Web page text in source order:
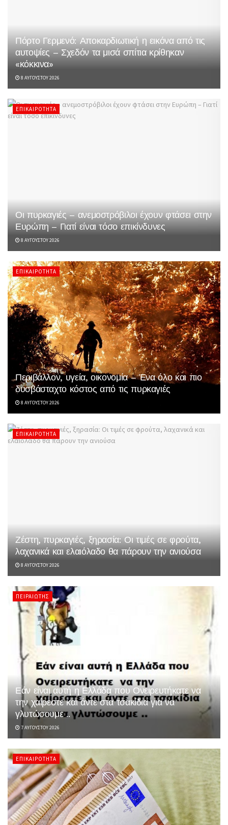
Πόρτο Γερμενό: Αποκαρδιωτική η εικόνα από τις
αυτοψίες – Σχεδόν τα μισά σπίτια κρίθηκαν
«κόκκινα»
8 ΑΥΓΟΎΣΤΟΥ 2026
ΕΠΙΚΑΙΡΌΤΗΤΑ
Οι πυρκαγιές – ανεμοστρόβιλοι έχουν φτάσει στην
Ευρώπη – Γιατί είναι τόσο επικίνδυνες
8 ΑΥΓΟΎΣΤΟΥ 2026
ΕΠΙΚΑΙΡΌΤΗΤΑ
Περιβάλλον, υγεία, οικονομία – Ένα όλο και πιο
δυσβάσταχτο κόστος από τις πυρκαγιές
8 ΑΥΓΟΎΣΤΟΥ 2026
ΕΠΙΚΑΙΡΌΤΗΤΑ
Ζέστη, πυρκαγιές, ξηρασία: Οι τιμές σε φρούτα,
λαχανικά και ελαιόλαδο θα πάρουν την ανιούσα
8 ΑΥΓΟΎΣΤΟΥ 2026
ΠΕΙΡΑΙΏΤΗΣ
Εάν είναι αυτή η Ελλάδα που Ονειρευτήκατε να
την χαίρεστε και άντε στα τσακίδια για να
γλυτώσουμε ..
7 ΑΥΓΟΎΣΤΟΥ 2026
ΕΠΙΚΑΙΡΌΤΗΤΑ